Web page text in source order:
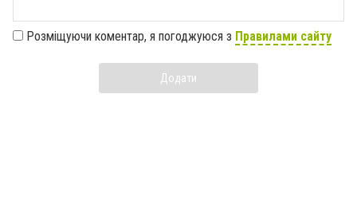
Розміщуючи коментар, я погоджуюся з Правилами сайту
Додати